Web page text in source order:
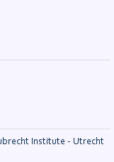
Institute - Utrecht